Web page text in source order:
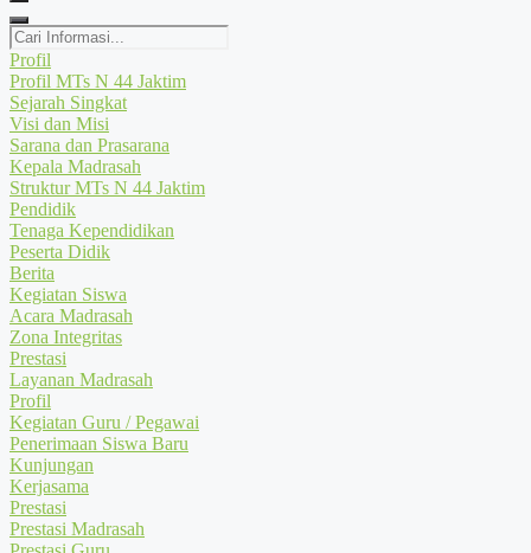
Cari
Informasi...
Profil
Profil MTs N 44 Jaktim
Sejarah Singkat
Visi dan Misi
Sarana dan Prasarana
Kepala Madrasah
Struktur MTs N 44 Jaktim
Pendidik
Tenaga Kependidikan
Peserta Didik
Berita
Kegiatan Siswa
Acara Madrasah
Zona Integritas
Prestasi
Layanan Madrasah
Profil
Kegiatan Guru / Pegawai
Penerimaan Siswa Baru
Kunjungan
Kerjasama
Prestasi
Prestasi Madrasah